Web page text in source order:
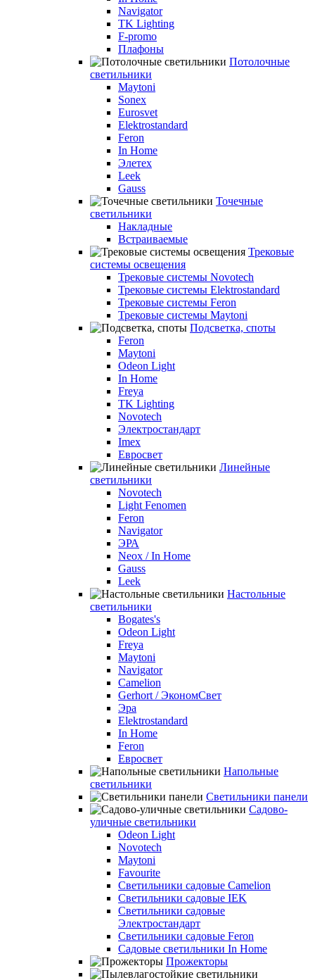
Navigator
TK Lighting
F-promo
Плафоны
Потолочные
светильники
Maytoni
Sonex
Eurosvet
Elektrostandard
Feron
In Home
Элетех
Leek
Gauss
Точечные
светильники
Накладные
Встраиваемые
Трековые
системы освещения
Трековые системы Novotech
Трековые системы Elektrostandard
Трековые системы Feron
Трековые системы Maytoni
Подсветка, споты
Feron
Maytoni
Odeon Light
In Home
Freya
TK Lighting
Novotech
Электростандарт
Imex
Евросвет
Линейные
светильники
Novotech
Light Fenomen
Feron
Navigator
ЭРА
Neox / In Home
Gauss
Leek
Настольные
светильники
Bogates's
Odeon Light
Freya
Maytoni
Navigator
Camelion
Gerhort / ЭкономСвет
Эра
Elektrostandard
In Home
Feron
Евросвет
Напольные
светильники
Светильники панели
Садово-
уличные светильники
Odeon Light
Novotech
Maytoni
Favourite
Светильники садовые Camelion
Светильники садовые IEK
Светильники садовые
Электростандарт
Светильники садовые Feron
Садовые светильники In Home
Прожекторы